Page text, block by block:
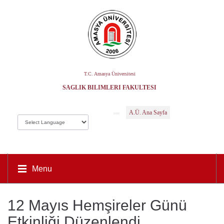
T.C. Amasya Üniversitesi
SAĞLIK BILIMLERI FAKÜLTESI
A.Ü. Ana Sayfa
Menu
12 Mayıs Hemşireler Günü